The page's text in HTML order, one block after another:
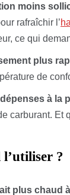
moins
rafraîchir l’
ce qui
plus
de
à la
carburant. Et
?
plus chaud